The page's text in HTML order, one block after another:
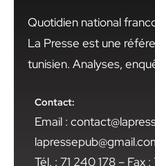
Quotidien national
La Presse est une
tunisien. Analyses,
Contact:
Email :
Tél. : 71 240 178 – Fax